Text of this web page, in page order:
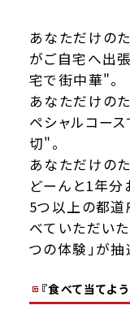
あなただけの
がご自宅へ出
宅で街中華"。
あなただけの
ペシャルコー
切"。
あなただけの
どーんと1年分
5つ以上の都道
べていただい
つの体験」が抽
『食べて当てよ